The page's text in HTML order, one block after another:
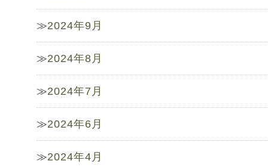
2024年9月
2024年8月
2024年7月
2024年6月
2024年4月